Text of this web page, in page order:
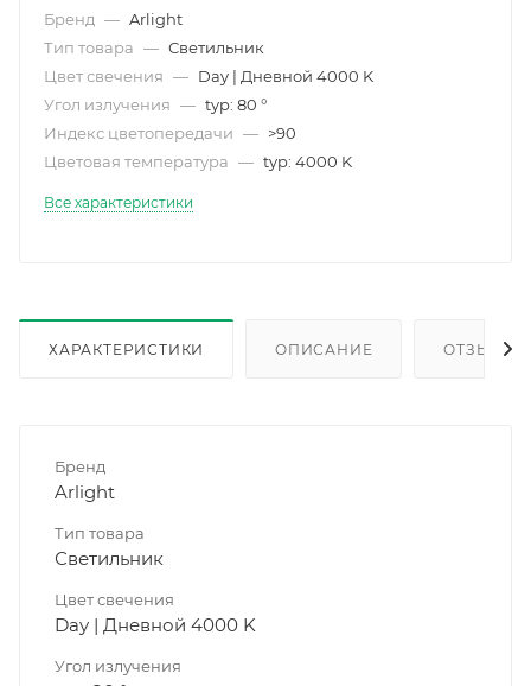
Бренд — Arlight
Тип товара — Светильник
Цвет свечения — Day | Дневной 4000 K
Угол излучения — typ: 80 °
Индекс цветопередачи — >90
Цветовая температура — typ: 4000 K
Все характеристики
ХАРАКТЕРИСТИКИ ОПИСАНИЕ ОТЗЫВЫ
Бренд
Arlight
Тип товара
Светильник
Цвет свечения
Day | Дневной 4000 K
Угол излучения